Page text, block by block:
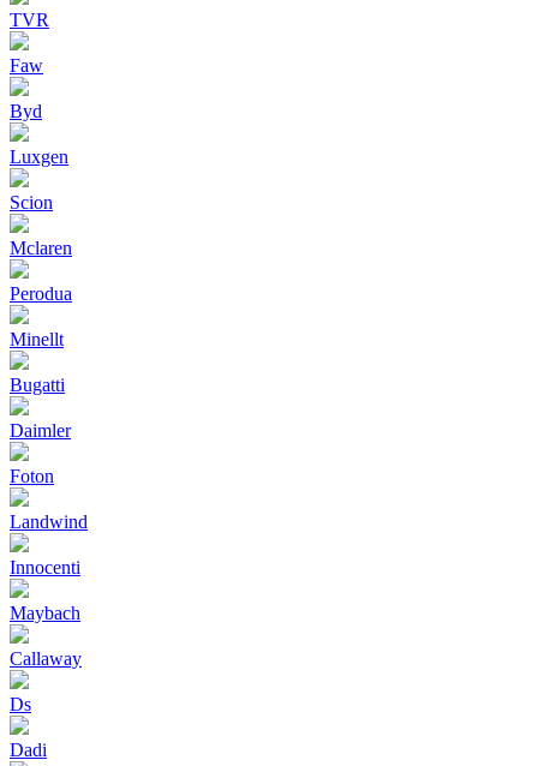
TVR
Faw
Byd
Luxgen
Scion
Mclaren
Perodua
Minellt
Bugatti
Daimler
Foton
Landwind
Innocenti
Maybach
Callaway
Ds
Dadi